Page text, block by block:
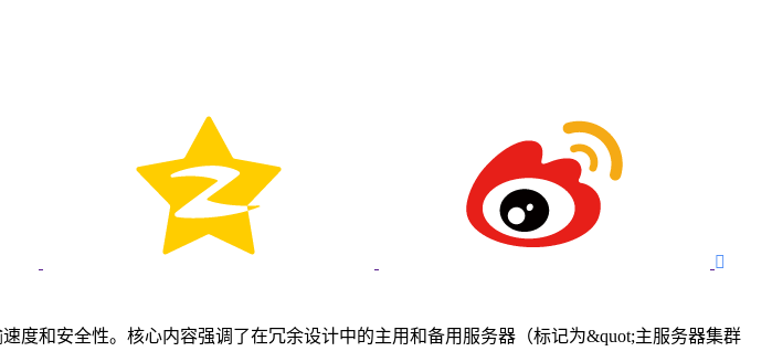

和安全性。核心内容强调了在冗余设计中的主用和备用服务器（标记为&quot;主服务器集群